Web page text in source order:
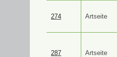
274 Artseite
287 Artseite